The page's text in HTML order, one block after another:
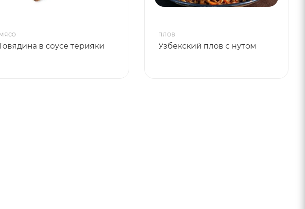
МЯСО
Говядина в соусе терияки
ПЛОВ
Узбекский плов с нутом